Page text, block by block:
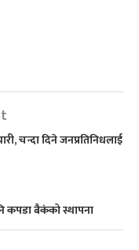
चन्दा दिने जनप्रतिनिधलाई
कपडा बैकंको स्थापना